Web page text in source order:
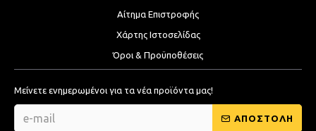
Αίτημα Επιστροφής
Χάρτης Ιστοσελίδας
Όροι & Προϋποθέσεις
Μείνετε ενημερωμένοι για τα νέα προϊόντα μας!
ΑΠΟΣΤΟΛΗ